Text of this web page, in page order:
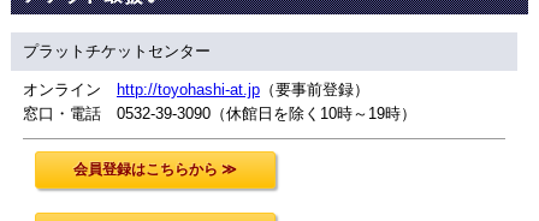
プラットチケットセンター
オンライン http://toyohashi-at.jp（要事前登録）
窓口・電話 0532-39-3090（休館日を除く10時～19時）